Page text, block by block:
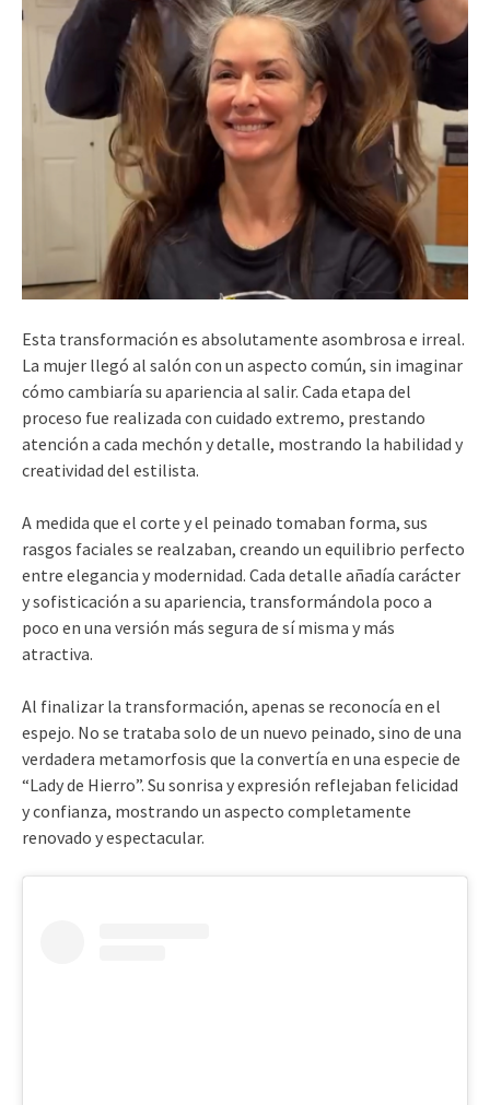
Esta transformación es absolutamente asombrosa e irreal.
La mujer llegó al salón con un aspecto común, sin imaginar
cómo cambiaría su apariencia al salir. Cada etapa del
proceso fue realizada con cuidado extremo, prestando
atención a cada mechón y detalle, mostrando la habilidad y
creatividad del estilista.
A medida que el corte y el peinado tomaban forma, sus
rasgos faciales se realzaban, creando un equilibrio perfecto
entre elegancia y modernidad. Cada detalle añadía carácter
y sofisticación a su apariencia, transformándola poco a
poco en una versión más segura de sí misma y más
atractiva.
Al finalizar la transformación, apenas se reconocía en el
espejo. No se trataba solo de un nuevo peinado, sino de una
verdadera metamorfosis que la convertía en una especie de
“Lady de Hierro”. Su sonrisa y expresión reflejaban felicidad
y confianza, mostrando un aspecto completamente
renovado y espectacular.